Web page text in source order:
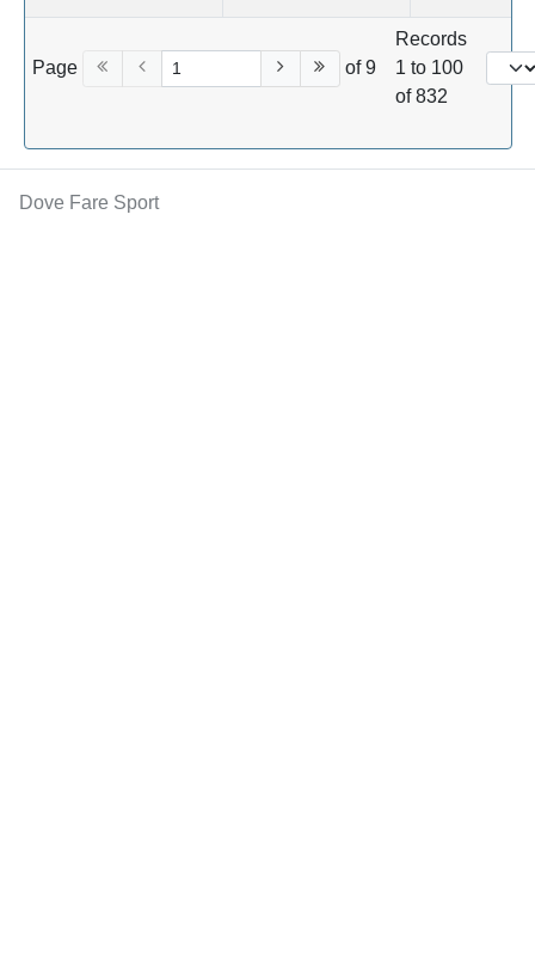
Page of 9
Records
1 to 100
of 832
Dove Fare Sport